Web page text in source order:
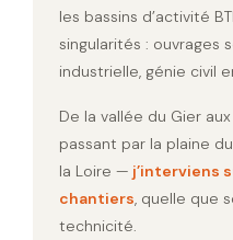
les bassins d’activité
singularités : ouvrages
industrielle, génie civil
De la vallée du Gier
passant par la plaine
la Loire — j’interviens
chantiers, quelle que
technicité.